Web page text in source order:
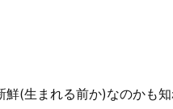
(生まれる前か)なのかも知